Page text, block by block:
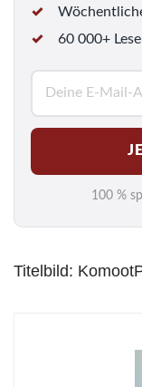
60 000+
100 %
Titelbild: